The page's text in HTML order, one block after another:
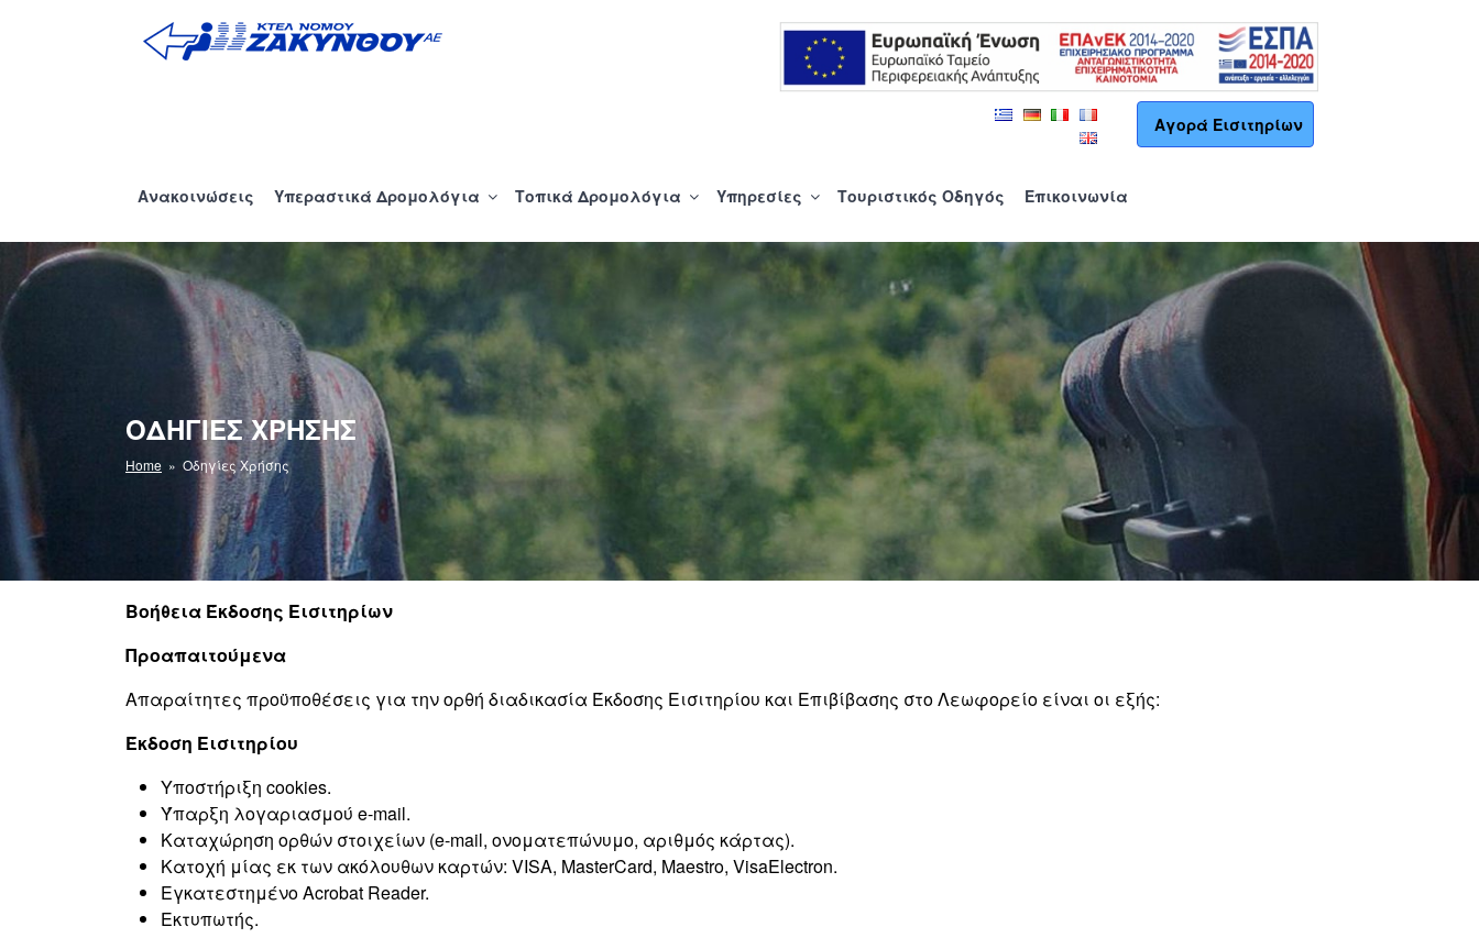
Αγορά Εισιτηρίων
Ανακοινώσεις Υπεραστικά Δρομολόγια Τοπικά Δρομολόγια Υπηρεσίες Τουριστικός Οδηγός Επικοινωνία
ΟΔΗΓΊΕΣ ΧΡΉΣΗΣ
Home » Οδηγίες Χρήσης
Βοήθεια Έκδοσης Εισιτηρίων
Προαπαιτούμενα
Απαραίτητες προϋποθέσεις για την ορθή διαδικασία Έκδοσης Εισιτηρίου και Επιβίβασης στο Λεωφορείο είναι οι εξής:
Έκδοση Εισιτηρίου
Υποστήριξη cookies.
Ύπαρξη λογαριασμού e-mail.
Καταχώρηση ορθών στοιχείων (e-mail, ονοματεπώνυμο, αριθμός κάρτας).
Κατοχή μίας εκ των ακόλουθων καρτών: VISA, MasterCard, Maestro, VisaElectron.
Εγκατεστημένο Acrobat Reader.
Εκτυπωτής.